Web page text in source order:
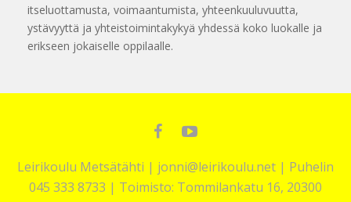
itseluottamusta, voimaantumista, yhteenkuuluvuutta,
ystävyyttä ja yhteistoimintakykyä yhdessä koko luokalle ja
erikseen jokaiselle oppilaalle.
FacebookYouTube
Leirikoulu Metsätähti | jonni@leirikoulu.net | Puhelin
045 333 8733 | Toimisto: Tommilankatu 16, 20300